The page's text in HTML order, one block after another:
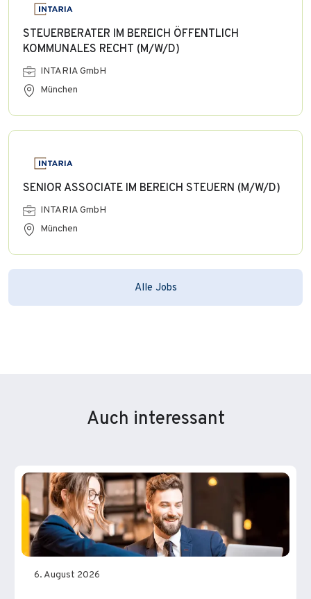
STEUERBERATER IM BEREICH ÖFFENTLICH
KOMMUNALES RECHT (M/W/D)
INTARIA GmbH
München
SENIOR ASSOCIATE IM BEREICH STEUERN (M/W/D)
INTARIA GmbH
München
Alle Jobs
Auch interessant
6. August 2026